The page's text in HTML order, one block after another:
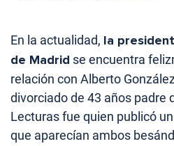
En la actualidad, la
de Madrid se encuentra
relación con Alberto
divorciado de 43 años padre
Lecturas fue quien publicó
que aparecían ambos